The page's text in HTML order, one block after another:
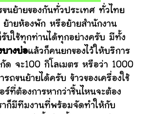
ของกันทั่วประเทศ ทั่วไทย
ย้ายห้องพัก หรือย้ายสำนักงาน
บใช้ทุกท่านได้ทุกอย่างครับ มีทั้ง
บางบ่อแล้วก็คนยกของไว้ให้บริการ
กัด จะ100 กิโลเมตร หรือว่า 1000
รถขนย้ายได้ครับ ข้าวของเครื่องใช้
ร์ที่ต้องการหากว่าชิ้นไหนจะต้อง
ก็มีทีมงานที่พร้อมจัดทำให้กับ